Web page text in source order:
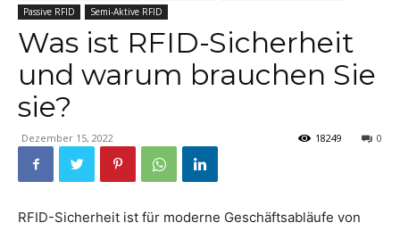
Passive RFID
Semi-Aktive RFID
Was ist RFID-Sicherheit
und warum brauchen Sie
sie?
Dezember 15, 2022 0
18249
RFID-Sicherheit ist für moderne Geschäftsabläufe von